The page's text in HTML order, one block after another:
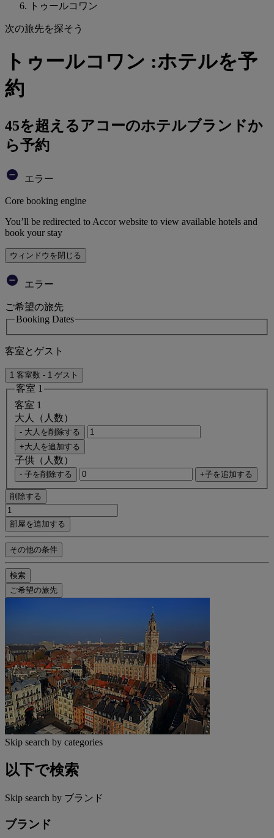
トゥールコワン
次の旅先を探そう
トゥールコワン :ホテルを予
約
45を超えるアコーのホテルブランドか
ら予約
エラー
Core booking engine
You’ll be redirected to Accor website to view available hotels and
book your stay
ウィンドウを閉じる
エラー
ご希望の旅先
Booking Dates
客室とゲスト
1 客室数 - 1 ゲスト
客室 1
客室 1
大人（人数）
- 大人を削除する
+大人を追加する
子供（人数）
- 子を削除する +子を追加する
削除する
部屋を追加する
その他の条件
検索
ご希望の旅先
Skip search by categories
以下で検索
Skip search by ブランド
ブランド